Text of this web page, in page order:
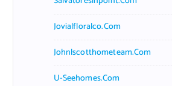
Jovialfloralco.com
Johnlscotthometeam.com
U-Seehomes.com